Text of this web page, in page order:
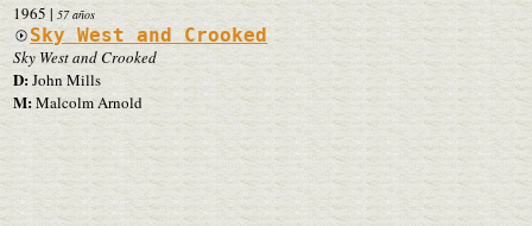
1965 | 57 años
Sky West and Crooked
Sky West and Crooked
D:John Mills
M:Malcolm Arnold